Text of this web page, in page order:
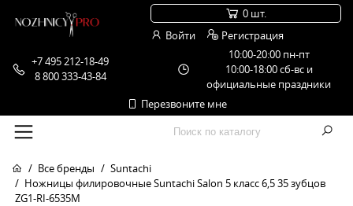
+7 495 212-18-49
8 800 333-43-84
10:00-20:00 пн-пт
10:00-18:00 сб-вс и
официальные праздники
Перезвоните мне
0 шт.
Войти
Регистрация
Все бренды
Suntachi
Ножницы филировочные Suntachi Salon 5 класс 6,5 35 зубцов
ZG1-RI-6535M